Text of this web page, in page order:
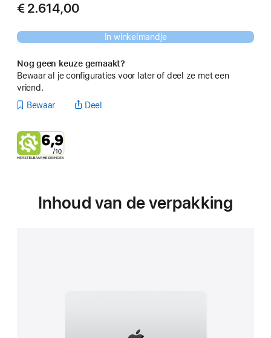
€ 2.614,00
In winkelmandje
Nog geen keuze gemaakt?
Bewaar al je configuraties voor later of deel ze met een
vriend.
Bewaar
Deel
Inhoud van de verpakking